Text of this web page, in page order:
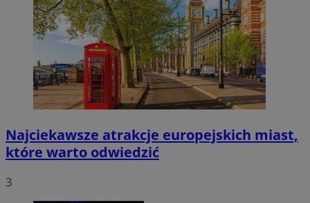
Najciekawsze atrakcje europejskich miast,
które warto odwiedzić
3